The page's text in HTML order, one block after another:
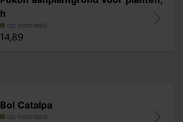
h
op voorraad
14,89
Bol Catalpa
op voorraad